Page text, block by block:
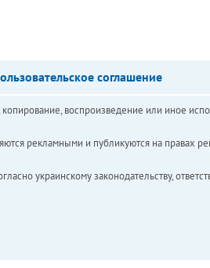
соглашение
воспроизведение или иное
рекламными и публикуются на правах
украинскому законодательству,